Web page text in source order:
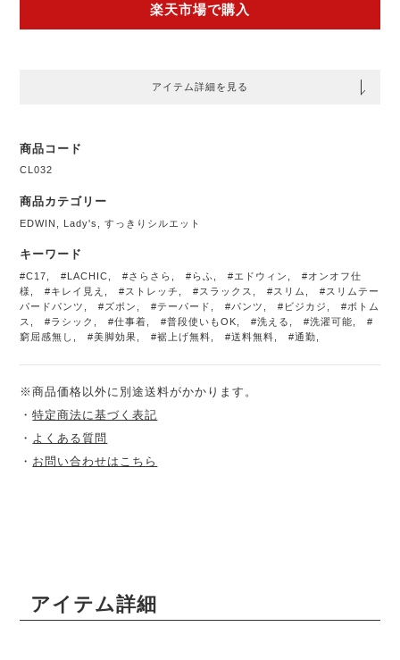
楽天市場で購入
アイテム詳細を見る
商品コード
CL032
商品カテゴリー
EDWIN Lady's ,すっきりシルエット
キーワード
#C17 ,#LACHIC ,#さらさら ,#らふ ,#エドウィン ,#オンオフ仕
様
,#キレイ見え ,#ストレッチ ,#スラックス ,#スリム ,#スリムテー
パードパンツ
,#ズボン ,#テーパード ,#パンツ ,#ビジカジ ,#ボトム
ス
,#ラシック ,#仕事着 ,#普段使いもOK ,#洗える ,#洗濯可能 ,#
窮屈感無し
,#美脚効果 ,#裾上げ無料 ,#送料無料 ,#通勤
※商品価格以外に別途送料がかかります。
・特定商法に基づく表記
・ よくある質問
・ お問い合わせはこちら
アイテム詳細